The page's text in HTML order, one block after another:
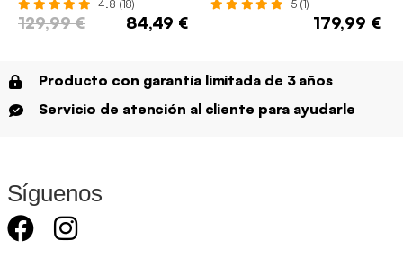
4.8 (18)
129,99 € 84,49 €
5 (1)
179,99 €
Producto con garantía limitada de 3 años
Servicio de atención al cliente para ayudarle
Síguenos